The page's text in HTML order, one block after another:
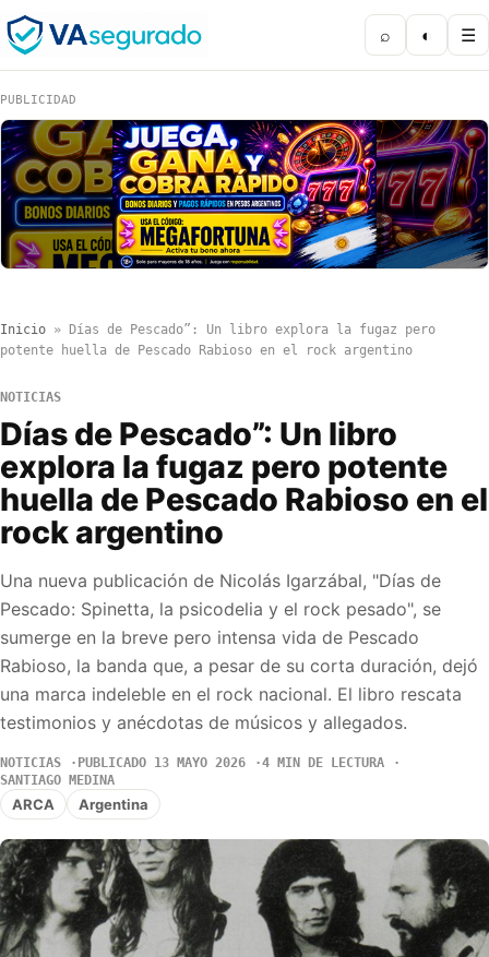
⌕ ◐ ☰
PUBLICIDAD
Inicio »
Días de Pescado”: Un libro explora la fugaz pero
potente huella de Pescado Rabioso en el rock argentino
NOTICIAS
Días de Pescado”: Un libro
explora la fugaz pero potente
huella de Pescado Rabioso en el
rock argentino
Una nueva publicación de Nicolás Igarzábal, "Días de
Pescado: Spinetta, la psicodelia y el rock pesado", se
sumerge en la breve pero intensa vida de Pescado
Rabioso, la banda que, a pesar de su corta duración, dejó
una marca indeleble en el rock nacional. El libro rescata
testimonios y anécdotas de músicos y allegados.
NOTICIAS PUBLICADO 13 MAYO 2026
4 MIN DE LECTURA
SANTIAGO MEDINA
ARCA Argentina